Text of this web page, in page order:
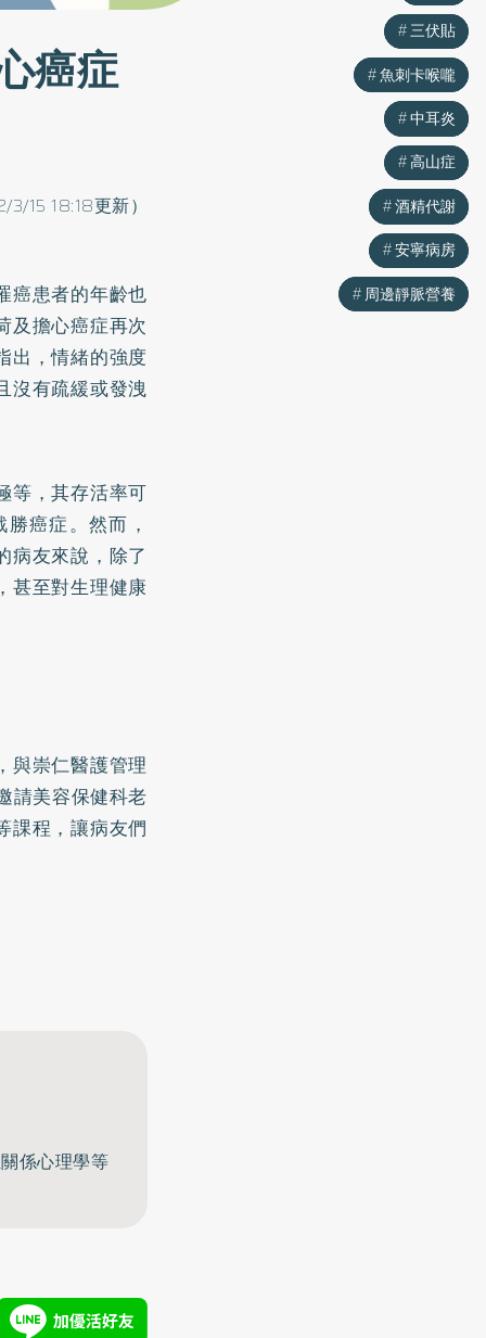
癌症
15 18:18更新）
癌患者的年齡也
及擔心癌症再次
出，情緒的強度
沒有疏緩或發洩
等，其存活率可
癌症。然而，
病友來說，除了
甚至對生理健康
與崇仁醫護管理
請美容保健科老
課程，讓病友們
係心理學等
三伏貼
魚刺卡喉嚨
中耳炎
高山症
酒精代謝
安寧病房
周邊靜脈營養
三伏貼
魚刺卡喉嚨
中耳炎
高山症
酒精代謝
安寧病房
周邊靜脈營養